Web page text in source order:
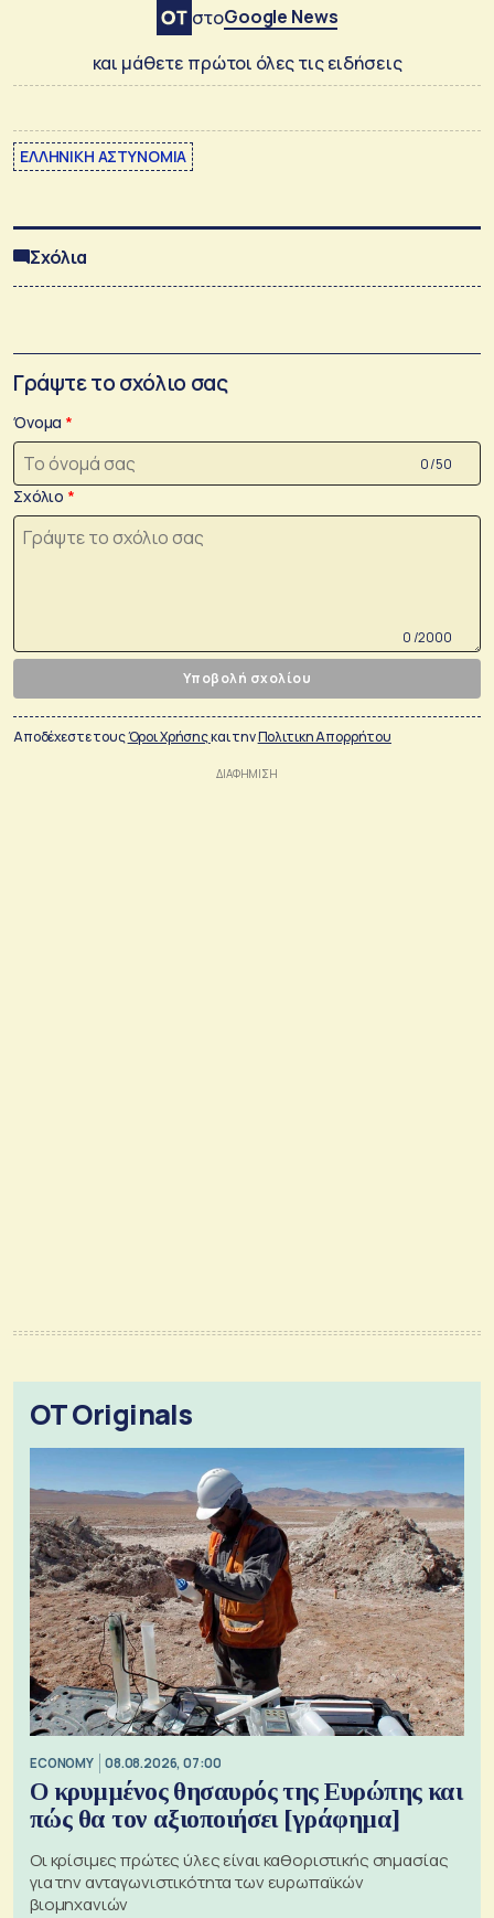
στοGoogle News
και μάθετε πρώτοι όλες τις ειδήσεις
ΕΛΛΗΝΙΚΗ ΑΣΤΥΝΟΜΙΑ
Σχόλια
Γράψτε το σχόλιο σας
Όνομα
0 /50
Σχόλιο
0 /2000
Υποβολή σχολίου
Αποδέχεστε τουςΌροι Χρήσηςκαι τηνΠολιτικη Απορρήτου
OT Originals
ECONOMY 08.08.2026, 07:00
Ο κρυμμένος θησαυρός της Ευρώπης και
πώς θα τον αξιοποιήσει [γράφημα]
Οι κρίσιμες πρώτες ύλες είναι καθοριστικής σημασίας
για την ανταγωνιστικότητα των ευρωπαϊκών
βιομηχανιών